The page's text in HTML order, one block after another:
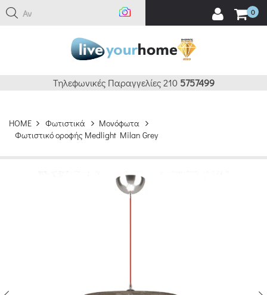
Αναζ 0
Τηλεφωνικές Παραγγελίες 210 5757499
HOME Φωτιστικά
Μονόφωτα
Φωτιστικό οροφής Medlight Milan Grey